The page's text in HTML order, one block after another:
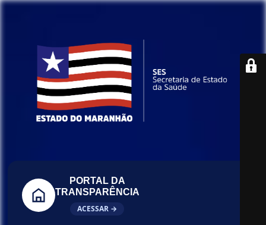
PORTAL DA
TRANSPARÊNCIA
ACESSAR →